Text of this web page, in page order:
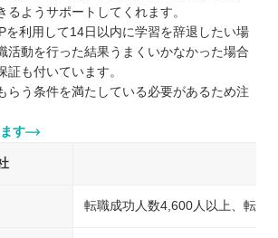
るようサポートしてくれます。
を利用して14日以内に学習を辞退したい場
活動を行った結果うまくいかなかった場合
証も付いています。
らう条件を満たしている必要があるため注
す
転職成功人数4,600人以上、転職